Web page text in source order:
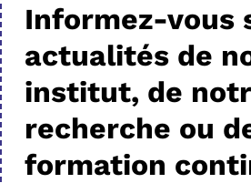
Informez-vous
actualités de
institut, de
recherche ou
formation